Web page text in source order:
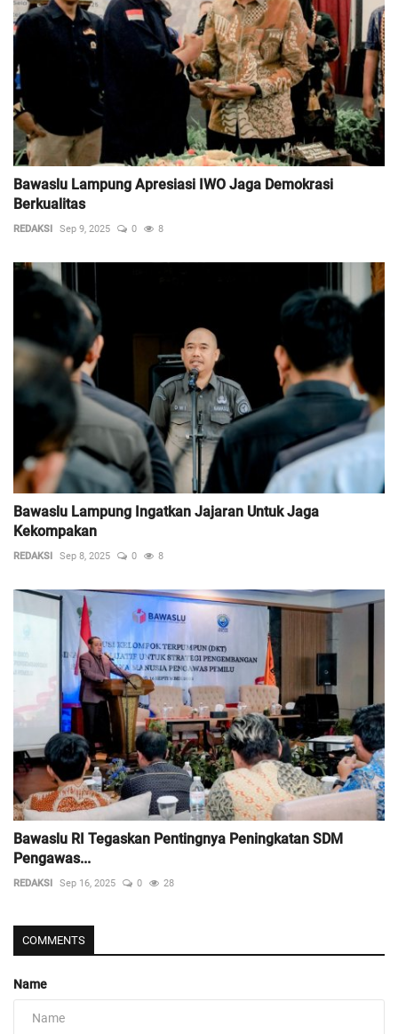
Bawaslu Lampung Apresiasi IWO Jaga Demokrasi
Berkualitas
REDAKSI Sep 9, 2025 0 8
Bawaslu Lampung Ingatkan Jajaran Untuk Jaga
Kekompakan
REDAKSI Sep 8, 2025 0 8
Bawaslu RI Tegaskan Pentingnya Peningkatan SDM
Pengawas...
REDAKSI Sep 16, 2025 0 28
COMMENTS
Name